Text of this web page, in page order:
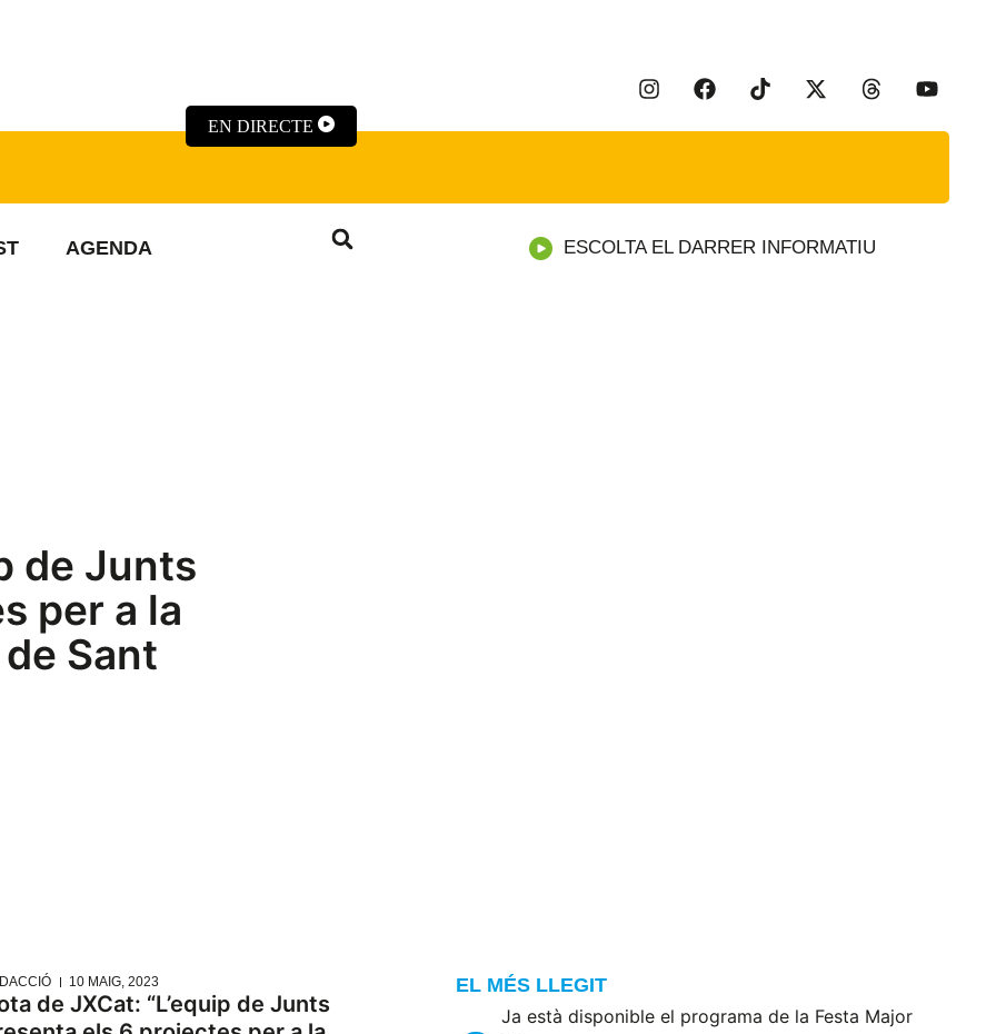
EN DIRECTE
AGENDA ESCOLTA EL DARRER INFORMATIU
de Junts
per a la
Sant
10 MAIG, 2023
de JXCat: “L’equip de Junts
EL MÉS LLEGIT
Ja està disponible el programa de la Festa Major